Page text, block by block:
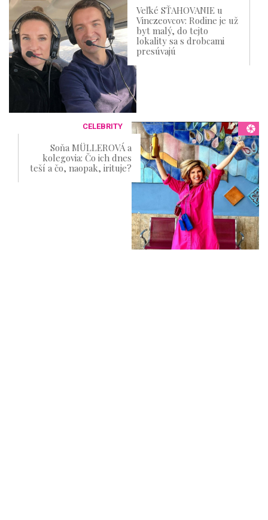
Veľké SŤAHOVANIE u
Vinczeovcov: Rodine je už
byt malý, do tejto
lokality sa s drobcami
presúvajú
CELEBRITY
Soňa MÜLLEROVÁ a
kolegovia: Čo ich dnes
teší a čo, naopak, irituje?